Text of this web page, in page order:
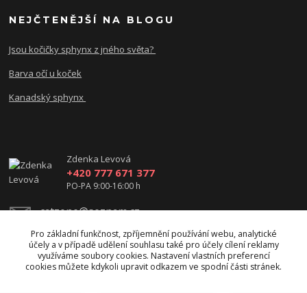
NEJČTENĚJŠÍ NA BLOGU
Jsou kočičky sphynx z jného světa?
Barva očí u koček
Kanadský sphynx
Zdenka Levová
+420 777 671 377
PO-PA 9:00-16:00 h
catzone@seznam.cz
Pro základní funkčnost, zpříjemnění používání webu, analytické
účely a v případě udělení souhlasu také pro účely cílení reklamy
využíváme soubory cookies. Nastavení vlastních preferencí
cookies můžete kdykoli upravit odkazem ve spodní části stránek.